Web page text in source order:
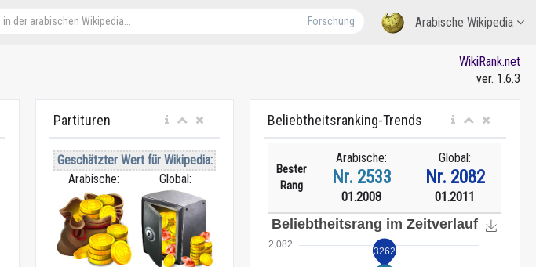
Arabische Wikipedia
Forschung
WikiRank.net
ver. 1.6.3
Partituren
Geschätzter Wert für Wikipedia:
Arabische:
Global:
Beliebtheitsranking-Trends
Bester
Rang
Arabische:
Nr. 2533
01.2008
Global:
Nr. 2082
01.2011